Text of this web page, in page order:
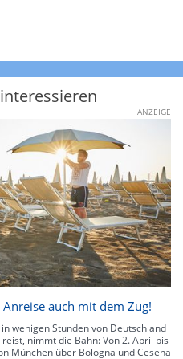
ANZEIGE
auch mit dem Zug!
wenigen Stunden von Deutschland
nimmt die Bahn: Von 2. April bis
München über Bologna und Cesena